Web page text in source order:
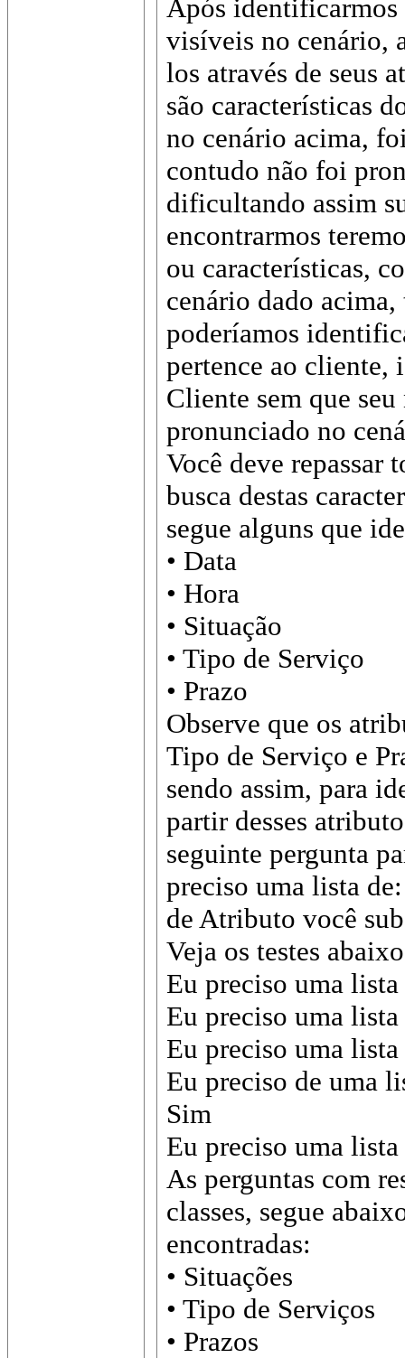
Após identificarmos
visíveis no cenário,
los através de seus
são características
no cenário acima,
contudo não foi
dificultando assim
encontrarmos
ou características,
cenário dado
poderíamos
pertence ao cliente,
Cliente sem que
pronunciado no
Você deve repassar
busca destas
segue alguns que
• Data
• Hora
• Situação
• Tipo de Serviço
• Prazo
Observe que os
Tipo de Serviço e
sendo assim, para
partir desses
seguinte pergunta
preciso uma lista
de Atributo você
Veja os testes
Eu preciso uma
Eu preciso uma
Eu preciso uma
Eu preciso de uma
Sim
Eu preciso uma
As perguntas com
classes, segue
encontradas:
• Situações
• Tipo de Serviços
• Prazos